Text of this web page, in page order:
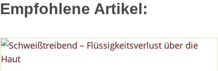
Empfohlene Artikel: